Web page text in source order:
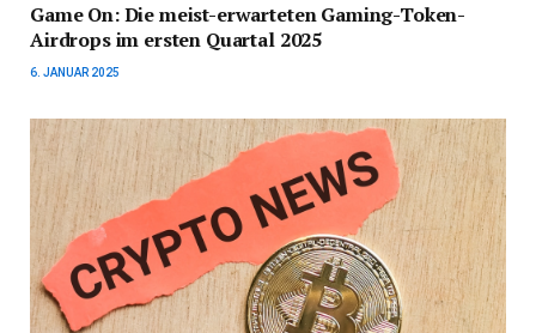
Game On: Die meist-erwarteten Gaming-Token-
Airdrops im ersten Quartal 2025
6. JANUAR 2025